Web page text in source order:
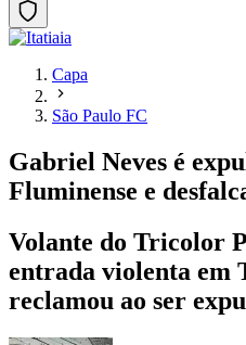
Capa
São Paulo FC
Gabriel Neves é
Fluminense e
Volante do Tricolor
entrada violenta em
reclamou ao ser